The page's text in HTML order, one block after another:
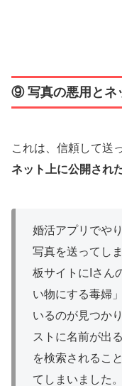
⑨ 写真の悪用とネ
これは、信頼して送
ネット上に公開され
婚活アプリでや
写真を送ってし
板サイトにIさん
い物にする毒婦
いるのが見つか
ストに名前が出
を検索されるこ
てしまいました。